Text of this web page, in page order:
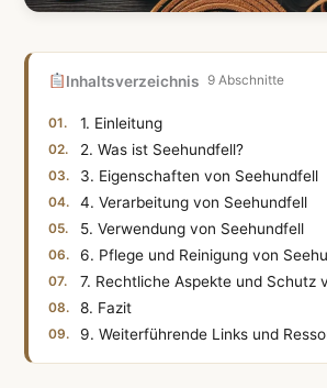
Inhaltsverzeichnis 9 Abschnitte
1. Einleitung
2. Was ist Seehundfell?
3. Eigenschaften von Seehundfell
4. Verarbeitung von Seehundfell
5. Verwendung von Seehundfell
6. Pflege und Reinigung von
7. Rechtliche Aspekte und Schutz
8. Fazit
9. Weiterführende Links und